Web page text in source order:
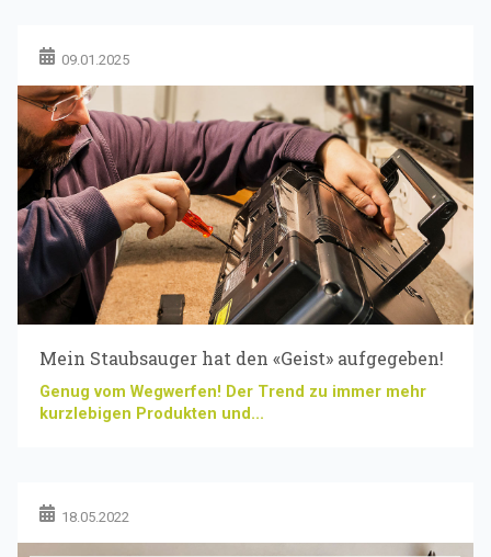
09.01.2025
Mein Staubsauger hat den «Geist» aufgegeben!
Genug vom Wegwerfen! Der Trend zu immer mehr
kurzlebigen Produkten und...
18.05.2022